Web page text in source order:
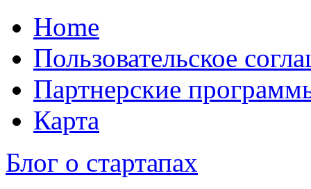
Home
Пользовательское
Партнерские
Карта
Блог о стартапах